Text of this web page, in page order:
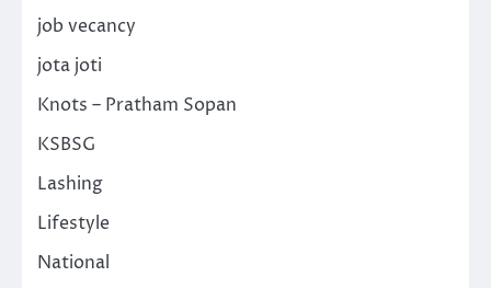
job vecancy
jota joti
Knots – Pratham Sopan
KSBSG
Lashing
Lifestyle
National